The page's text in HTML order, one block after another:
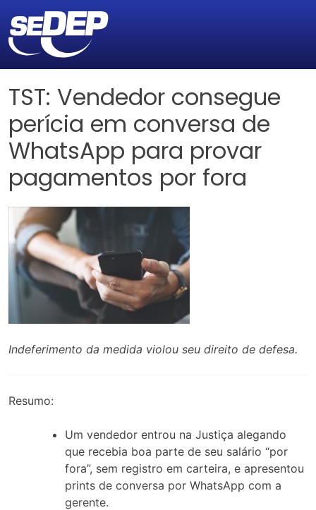
TST: Vendedor consegue
perícia em conversa de
WhatsApp para provar
pagamentos por fora
Indeferimento da medida violou seu direito de defesa.
Resumo:
Um vendedor entrou na Justiça alegando
que recebia boa parte de seu salário “por
fora”, sem registro em carteira, e apresentou
prints de conversa por WhatsApp com a
gerente.